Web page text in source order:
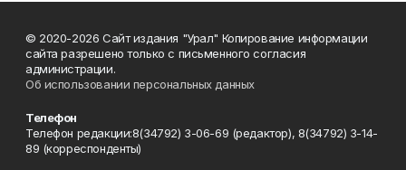
© 2020-2026 Сайт издания "Урал" Копирование информации
сайта разрешено только с письменного согласия
администрации.
Об использовании персональных данных
Телефон
Телефон редакции:8(34792) 3-06-69 (редактор), 8(34792) 3-14-
89 (корреспонденты)